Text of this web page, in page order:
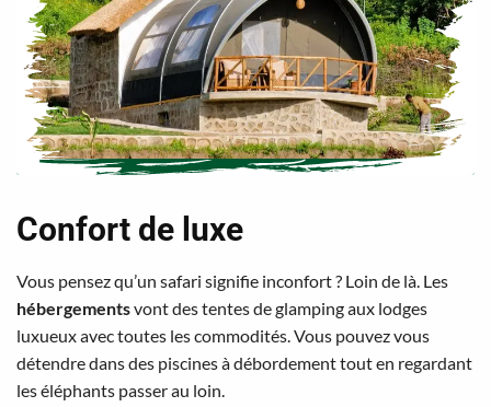
Confort de luxe
Vous pensez qu’un safari signifie inconfort ? Loin de là. Les
hébergementsvont des tentes de glamping aux lodges
luxueux avec toutes les commodités. Vous pouvez vous
détendre dans des piscines à débordement tout en regardant
les éléphants passer au loin.